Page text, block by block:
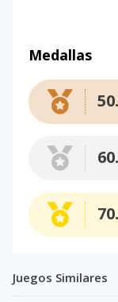
Medallas
Juegos Similares